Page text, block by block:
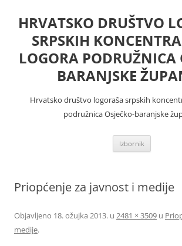
sadržaja
HRVATSKO DRUŠTVO
SRPSKIH
LOGORA PODRUŽNICA
BARANJSKE
Hrvatsko društvo logoraša srpskih
podružnica Osječko-baranjske
Izbornik
Priopćenje za javnost i medije
Objavljeno 18. ožujka 2013. u 2481 × 3509 u
medije.